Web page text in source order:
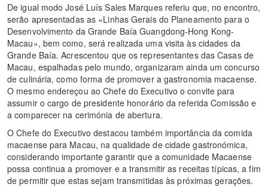
De igual modo José Luís Sales Marques referiu que, no encontro,
serão apresentadas as «Linhas Gerais do Planeamento para o
Desenvolvimento da Grande Baía Guangdong-Hong Kong-
Macau», bem como, será realizada uma visita às cidades da
Grande Baía. Acrescentou que os representantes das Casas de
Macau, espalhadas pelo mundo, organizaram ainda um concurso
de culinária, como forma de promover a gastronomia macaense.
O mesmo endereçou ao Chefe do Executivo o convite para
assumir o cargo de presidente honorário da referida Comissão e
a comparecer na cerimónia de abertura.
O Chefe do Executivo destacou também importância da comida
macaense para Macau, na qualidade de cidade gastronómica,
considerando importante garantir que a comunidade Macaense
possa continua a promover e a transmitir as receitas típicas, a fim
de permitir que estas sejam transmitidas às próximas gerações.